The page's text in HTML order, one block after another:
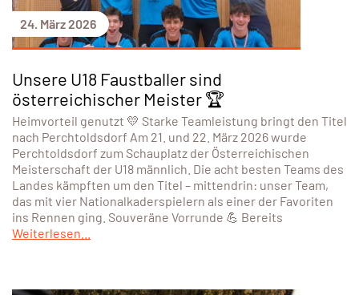
24. März 2026
Unsere U18 Faustballer sind
österreichischer Meister 🏆
Heimvorteil genutzt 💛 Starke Teamleistung bringt den Titel
nach Perchtoldsdorf Am 21. und 22. März 2026 wurde
Perchtoldsdorf zum Schauplatz der Österreichischen
Meisterschaft der U18 männlich. Die acht besten Teams des
Landes kämpften um den Titel – mittendrin: unser Team,
das mit vier Nationalkaderspielern als einer der Favoriten
ins Rennen ging. Souveräne Vorrunde 💪 Bereits
Weiterlesen...